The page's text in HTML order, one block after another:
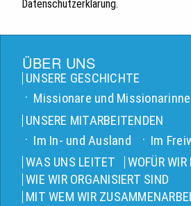
Datenschutzerklärung.
ÜBER UNS
UNSERE GESCHICHTE
Missionare und
UNSERE MITARBEITENDEN
Im In- und Ausland
Im
WAS UNS LEITET
WOFÜR
WIE WIR ORGANISIERT SIND
MIT WEM WIR